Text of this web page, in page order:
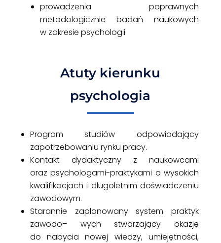
prowadzenia poprawnych
metodologicznie badań naukowych
w zakresie psychologii
Atuty kierunku
psychologia
Program studiów odpowiadający
zapotrzebowaniu rynku pracy.
Kontakt dydaktyczny z naukowcami
oraz psychologami-praktykami o wysokich
kwalifikacjach i długoletnim doświadczeniu
zawodowym.
Starannie zaplanowany system praktyk
zawodo– wych stwarzający okazję
do nabycia nowej wiedzy, umiejętności,